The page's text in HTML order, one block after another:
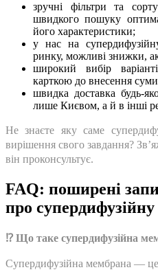
зручні фільтри та
швидкого пошуку
його характеристики;
у нас на
ринку, можливі знижки,
широкий вибір
карткою до внесення
швидка доставка будь-
лише Києвом, а й в інші
Не знаєте яку саме
вирішення свого завдання?
він проконсультує.
FAQ: поширені
про
⁉️ Що таке супердифузійна
Супердифузійна мембрана —